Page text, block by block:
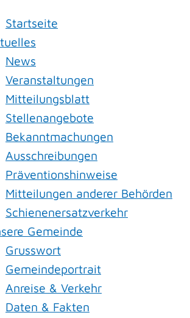
Startseite
News
Veranstaltungen
Mitteilungsblatt
Stellenangebote
Bekanntmachungen
Ausschreibungen
Präventionshinweise
Mitteilungen anderer Behörden
Schienenersatzverkehr
Gemeinde
Grusswort
Gemeindeportrait
Anreise & Verkehr
Daten & Fakten